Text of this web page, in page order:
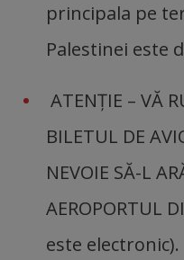
principala pe
Palestinei este
ATENŢIE – VĂ
BILETUL DE
NEVOIE SĂ-L
AEROPORTUL
este electronic).